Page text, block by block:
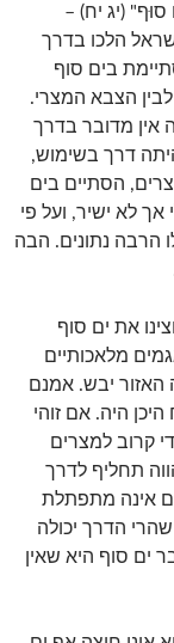
(יג יח) –
הלכו בדרך
בים סוף
לבין הצבא המצרי.
אין מדובר בדרך
דרך בשימוש,
הסתיים בים
אך לא ישיר, ועל פי
נתונים. הבה
את ים סוף
מלאכותיים
האזור יבש. אמנם
היה. אם זוהי
קרוב למצרים
תחליף לדרך
אינה מתפתלת
הדרך יכולה
ים סוף היא שאין